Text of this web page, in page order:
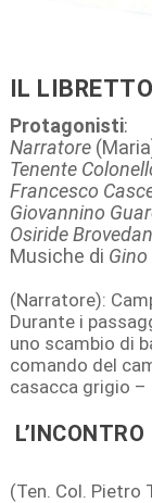
IL
Protagonisti:
Narratore
Tenente
Francesco
Giovannino
Osiride
Musiche di Gino
(Narratore):
Durante i
uno scambio di
comando del
casacca grigio –
L’INCONTRO
(Ten. Col. Pietro